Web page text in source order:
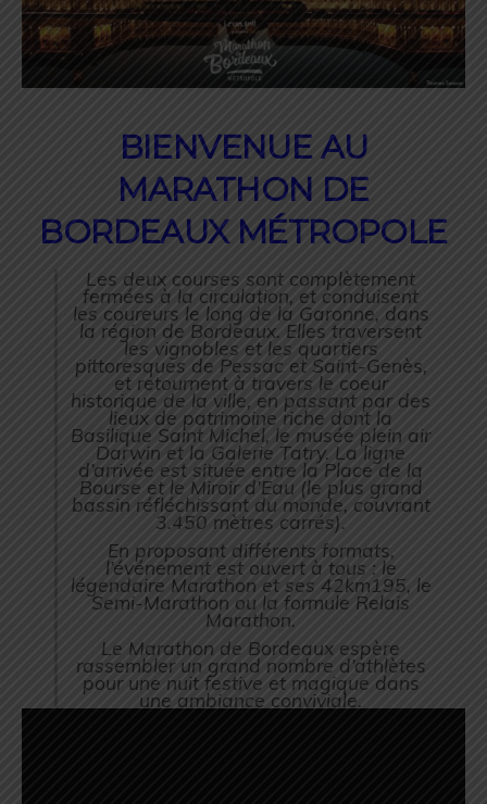
BIENVENUE AU
MARATHON DE
BORDEAUX MÉTROPOLE
Les deux courses sont complètement
fermées à la circulation, et conduisent
les coureurs le long de la Garonne, dans
la région de Bordeaux. Elles traversent
les vignobles et les quartiers
pittoresques de Pessac et Saint-Genès,
et retournent à travers le coeur
historique de la ville, en passant par des
lieux de patrimoine riche dont la
Basilique Saint Michel, le musée plein air
Darwin et la Galerie Tatry. La ligne
d’arrivée est située entre la Place de la
Bourse et le Miroir d’Eau (le plus grand
bassin réfléchissant du monde, couvrant
3.450 mètres carrés).
En proposant différents formats,
l’événement est ouvert à tous : le
légendaire Marathon et ses 42km195, le
Semi-Marathon ou la formule Relais
Marathon.
Le Marathon de Bordeaux espère
rassembler un grand nombre d’athlètes
pour une nuit festive et magique dans
une ambiance conviviale.